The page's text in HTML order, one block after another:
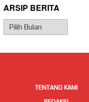
ARSIP BERITA
Arsip
Berita
TENTANG KAMI